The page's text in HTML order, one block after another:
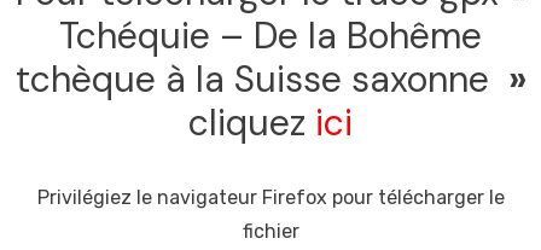
Tchéquie – De la Bohême
tchèque à la Suisse saxonne »
cliquez ici
Privilégiez le navigateur Firefox pour télécharger le
fichier